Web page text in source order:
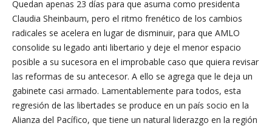
Quedan apenas 23 días para que asuma como presidenta
Claudia Sheinbaum, pero el ritmo frenético de los cambios
radicales se acelera en lugar de disminuir, para que AMLO
consolide su legado anti libertario y deje el menor espacio
posible a su sucesora en el improbable caso que quiera revisar
las reformas de su antecesor. A ello se agrega que le deja un
gabinete casi armado. Lamentablemente para todos, esta
regresión de las libertades se produce en un país socio en la
Alianza del Pacífico, que tiene un natural liderazgo en la región